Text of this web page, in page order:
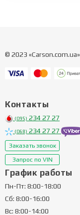
© 2023
Контакты
(095) 234 27 27
(068) 234 27 27
Заказать звонок
Запрос по VIN
График работы
Пн-Пт: 8:00-18:00
Сб: 8:00-16:00
Вс: 8:00-14:00